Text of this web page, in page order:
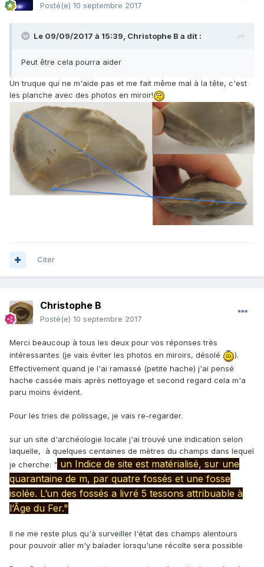
Posté(e) 10 septembre 2017
Le 09/09/2017 à 15:39, Christophe B a dit :
Peut être cela pourra aider
Un truque qui ne m'aide pas et me fait même mal à la tête, c'est
les planche avec des photos en miroir!
Citer
Christophe B
Posté(e) 10 septembre 2017
Merci beaucoup à tous les deux pour vos réponses très
intéressantes (je vais éviter les photos en miroirs, désolé
).
Effectivement quand je l'ai ramassé (petite hache) j'ai pensé
hache cassée mais après nettoyage et second regard cela m'a
paru moins évident.
Pour les tries de polissage, je vais re-regarder.
sur un site d'archéologie locale j'ai trouvé une indication selon
laquelle, à quelques centaines de mètres du champs dans lequel
je cherche: " un Indice de site est matérialisé, sur une
quarantaine de m, par quatre fossés et une fosse
isolée. L’un des fossés a livré 5 tessons attribuable à
l’Âge du Fer."
Il ne me reste plus qu'à surveiller l'état des champs alentours
pour pouvoir aller m'y balader lorsqu'une récolte sera possible